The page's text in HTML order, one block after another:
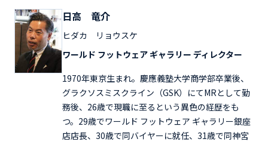
日高 竜介
ヒダカ リョウスケ
ワールド フットウェア ギャラリー ディレクター
1970年東京生まれ。慶應義塾大学商学部卒業後、
グラクソスミスクライン（GSK）にてMRとして勤
務後、26歳で現職に至るという異色の経歴をも
つ。29歳でワールド フットウェア ギャラリー銀座
店店長、30歳で同バイヤーに就任、31歳で同神宮